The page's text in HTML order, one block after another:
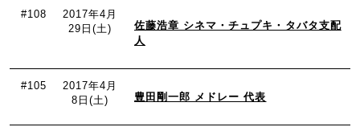
#108
2017年4月
29日(土)
佐藤浩章 シネマ・チュプキ・タバタ支配
人
#105
2017年4月
8日(土)
豊田剛一郎 メドレー 代表